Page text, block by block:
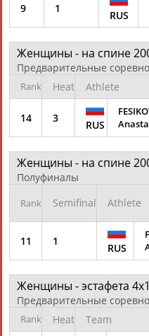
9 1
RUS
Женщины - на спине
Предварительные
Rank Heat Athlete
14 3
RUS
Женщины - на спине
Полуфиналы
Rank Semifinal Athlete
11 1
RUS
Женщины - эстафета
Предварительные
Rank Heat Team